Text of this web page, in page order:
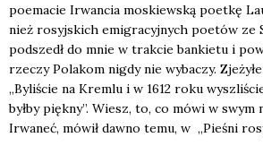
poema­cie Irwan­cia moskiew­ską poet­kę
nież rosyj­skich emi­gra­cyj­nych poetów ze
pod­szedł do mnie w trak­cie ban­kie­tu i
rze­czy Pola­kom nigdy nie wyba­czy.
„Byli­ście na Krem­lu i w 1612 roku
był­by pięk­ny”. Wiesz, to, co mówi w swym
Irwa­neć, mówił daw­no temu, w „Pie­śni